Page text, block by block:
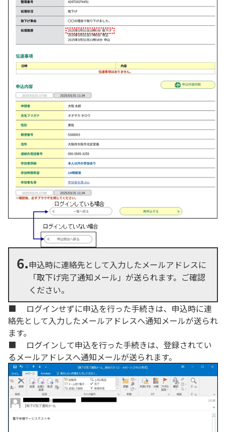
6.申込時に連絡先として入力したメールアドレスに
「取下げ完了通知メール」が送られます。ご確認
ください。
■ ログインせずに申込を行った手続きは、申込時に連
絡先として入力したメールアドレスへ通知メールが送られ
ます。
■ ログインして申込を行った手続きは、登録されてい
るメールアドレスへ通知メールが送られます。